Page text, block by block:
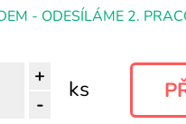
- ODESÍLÁME 2.
+
-
ks